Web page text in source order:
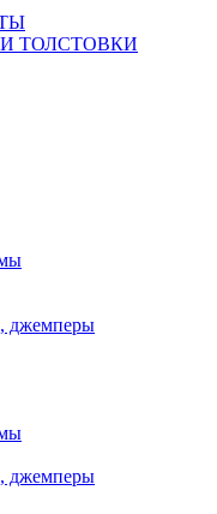
ТОЛСТОВКИ
джемперы
джемперы